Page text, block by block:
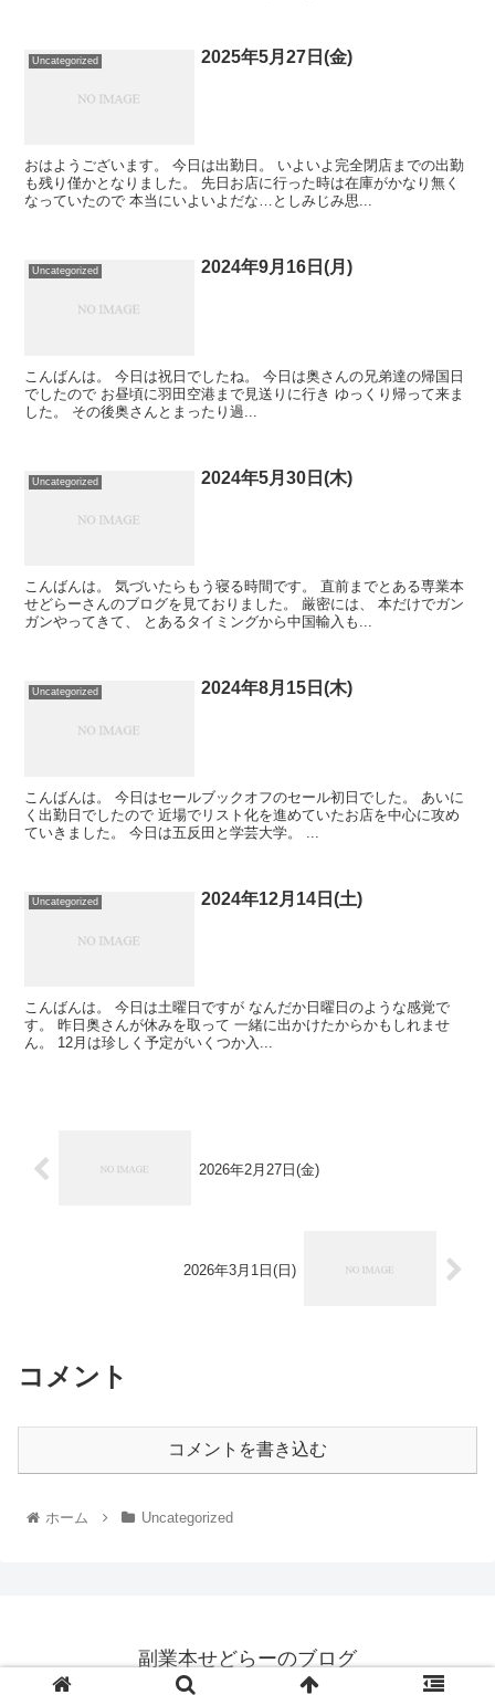
Uncategorized 2025年5月27日(金)
おはようございます。 今日は出勤日。 いよいよ完全閉店までの出勤
も残り僅かとなりました。 先日お店に行った時は在庫がかなり無く
なっていたので 本当にいよいよだな…としみじみ思...
Uncategorized 2024年9月16日(月)
こんばんは。 今日は祝日でしたね。 今日は奥さんの兄弟達の帰国日
でしたので お昼頃に羽田空港まで見送りに行き ゆっくり帰って来ま
した。 その後奥さんとまったり過...
Uncategorized 2024年5月30日(木)
こんばんは。 気づいたらもう寝る時間です。 直前までとある専業本
せどらーさんのブログを見ておりました。 厳密には、 本だけでガン
ガンやってきて、 とあるタイミングから中国輸入も...
Uncategorized 2024年8月15日(木)
こんばんは。 今日はセールブックオフのセール初日でした。 あいに
く出勤日でしたので 近場でリスト化を進めていたお店を中心に攻め
ていきました。 今日は五反田と学芸大学。 ...
Uncategorized 2024年12月14日(土)
こんばんは。 今日は土曜日ですが なんだか日曜日のような感覚で
す。 昨日奥さんが休みを取って 一緒に出かけたからかもしれませ
ん。 12月は珍しく予定がいくつか入...
2026年2月27日(金)
2026年3月1日(日)
コメント
コメントを書き込む
ホーム Uncategorized
副業本せどらーのブログ
© 2023 副業本せどらーのブログ.